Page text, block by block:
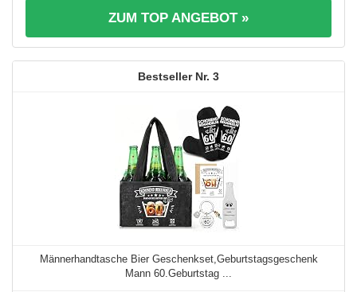
ZUM TOP ANGEBOT »
3
Männerhandtasche Bier Geschenkset,Geburtstagsgeschenk
Mann 60.Geburtstag ...